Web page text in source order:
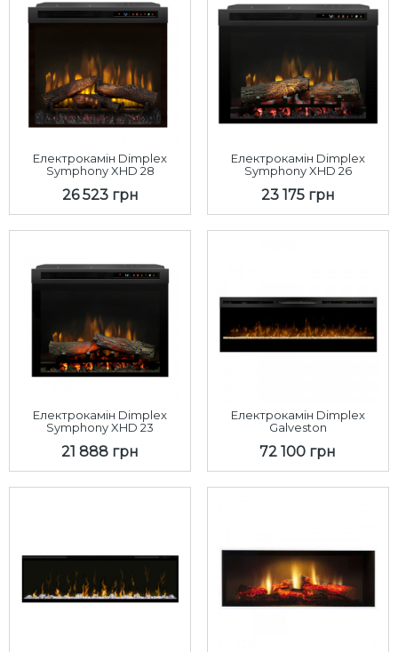
Електрокамін Dimplex
Symphony XHD 28
26 523 грн
Електрокамін Dimplex
Symphony XHD 26
23 175 грн
Електрокамін Dimplex
Symphony XHD 23
21 888 грн
Електрокамін Dimplex
Galveston
72 100 грн